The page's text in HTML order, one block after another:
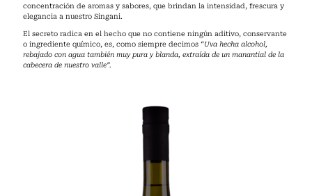
concentración de aromas y sabores, que brindan la intensidad, frescura y
elegancia a nuestro Singani.
El secreto radica en el hecho que no contiene ningún aditivo, conservante
o ingrediente químico, es, como siempre decimos “Uva hecha alcohol,
rebajado con agua también muy pura y blanda, extraída de un manantial de la
cabecera de nuestro valle”.